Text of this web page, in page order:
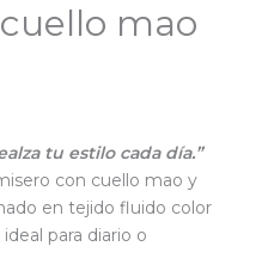
mao
tu estilo cada día.”
con cuello mao y
en tejido fluido color
para diario o